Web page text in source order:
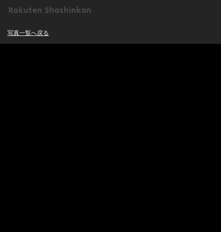
写真一覧へ戻る